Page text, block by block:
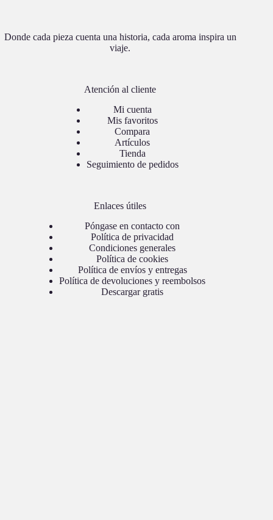
Donde cada pieza cuenta una historia, cada aroma inspira un
viaje.
Atención al cliente
Mi cuenta
Mis favoritos
Compara
Artículos
Tienda
Seguimiento de pedidos
Enlaces útiles
Póngase en contacto con
Política de privacidad
Condiciones generales
Política de cookies
Política de envíos y entregas
Política de devoluciones y reembolsos
Descargar gratis